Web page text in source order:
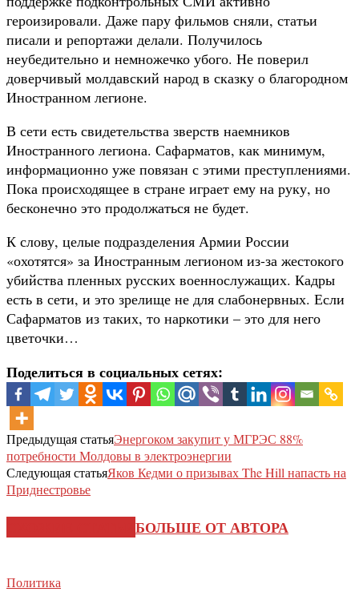
героизировали. Даже пару фильмов сняли, статьи
писали и репортажи делали. Получилось
неубедительно и немножечко убого. Не поверил
доверчивый молдавский народ в сказку о благородном
Иностранном легионе.
В сети есть свидетельства зверств наемников
Иностранного легиона. Сафарматов, как минимум,
информационно уже повязан с этими преступлениями.
Пока происходящее в стране играет ему на руку, но
бесконечно это продолжаться не будет.
К слову, целые подразделения Армии России
«охотятся» за Иностранным легионом из-за жестокого
убийства пленных русских военнослужащих. Кадры
есть в сети, и это зрелище не для слабонервных. Если
Сафарматов из таких, то наркотики – это для него
цветочки…
Поделиться в социальных сетях:
Предыдущая статьяЭнергоком закупит у МГРЭС 88%
потребности Молдовы в электроэнергии
Следующая статьяЯков Кедми о призывах The Hill напасть на
Приднестровье
БОЛЬШЕ ОТ АВТОРА
Политика